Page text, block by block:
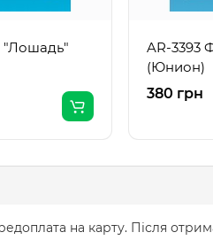
"Лошадь"
AR-3393
(Юнион)
380 грн
на карту. Після